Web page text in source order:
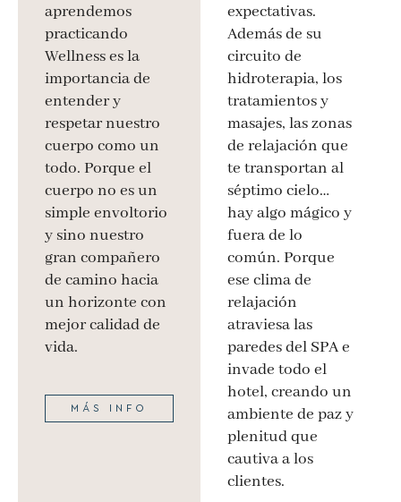
expectativas.
Además de su
circuito de
hidroterapia, los
tratamientos y
masajes, las zonas
de relajación que
te transportan al
séptimo cielo…
hay algo mágico y
fuera de lo
común. Porque
ese clima de
relajación
atraviesa las
paredes del SPA e
invade todo el
hotel, creando un
ambiente de paz y
plenitud que
cautiva a los
clientes.
aprendemos
practicando
Wellness es la
importancia de
entender y
respetar nuestro
cuerpo como un
todo. Porque el
cuerpo no es un
simple envoltorio
y sino nuestro
gran compañero
de camino hacia
un horizonte con
mejor calidad de
vida.
MÁS INFO